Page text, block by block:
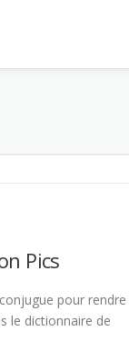
Pics
pour rendre
le dictionnaire de